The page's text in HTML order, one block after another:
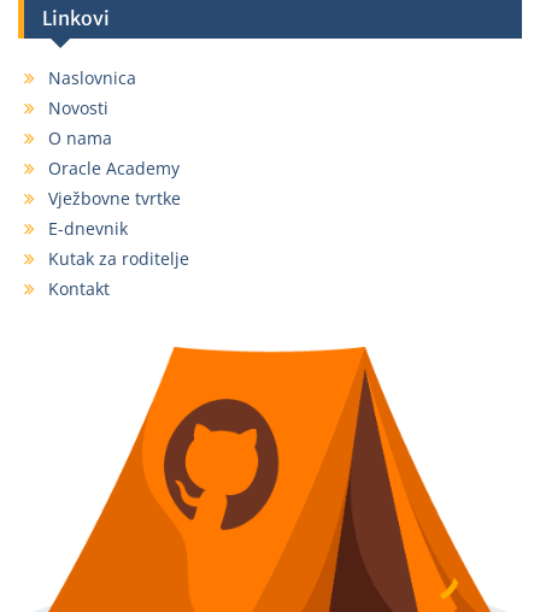
Linkovi
Naslovnica
Novosti
O nama
Oracle Academy
Vježbovne tvrtke
E-dnevnik
Kutak za roditelje
Kontakt